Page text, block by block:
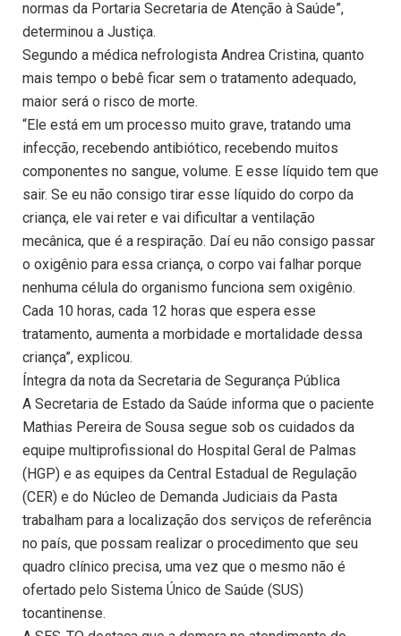
normas da Portaria Secretaria de Atenção à Saúde”,
determinou a Justiça.
Segundo a médica nefrologista Andrea Cristina, quanto
mais tempo o bebê ficar sem o tratamento adequado,
maior será o risco de morte.
“Ele está em um processo muito grave, tratando uma
infecção, recebendo antibiótico, recebendo muitos
componentes no sangue, volume. E esse líquido tem que
sair. Se eu não consigo tirar esse líquido do corpo da
criança, ele vai reter e vai dificultar a ventilação
mecânica, que é a respiração. Daí eu não consigo passar
o oxigênio para essa criança, o corpo vai falhar porque
nenhuma célula do organismo funciona sem oxigênio.
Cada 10 horas, cada 12 horas que espera esse
tratamento, aumenta a morbidade e mortalidade dessa
criança”, explicou.
Íntegra da nota da Secretaria de Segurança Pública
A Secretaria de Estado da Saúde informa que o paciente
Mathias Pereira de Sousa segue sob os cuidados da
equipe multiprofissional do Hospital Geral de Palmas
(HGP) e as equipes da Central Estadual de Regulação
(CER) e do Núcleo de Demanda Judiciais da Pasta
trabalham para a localização dos serviços de referência
no país, que possam realizar o procedimento que seu
quadro clínico precisa, uma vez que o mesmo não é
ofertado pelo Sistema Único de Saúde (SUS)
tocantinense.